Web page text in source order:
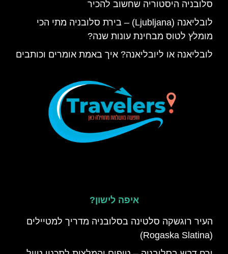
סלובניה היסטוריה שחשוב להכיר
לובליאנה (Ljubljana) – בירת סלובניה מתי הכי
מומלץ לטוס מבחינת עונות שנה?
לובליאנה או ליובליאנה? איך באמת אומרים וכותבים
איפה לישון?
העיר רוגשקה סלטינה בסלובניה מדריך למטיילים
(Rogaska Slatina)